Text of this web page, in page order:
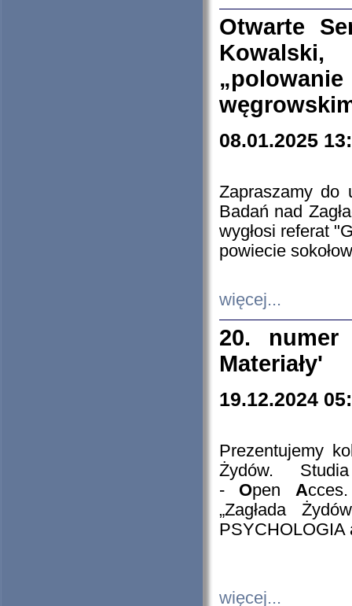
Otwarte
08.01.2025
Zapraszamy do
Badań nad
wygłosi referat
powiecie
więcej...
20. numer
Materiały'
19.12.2024
Prezentujemy
Żydów.
- Open A
„Zagłada
PSYCHOLOGIA
więcej...